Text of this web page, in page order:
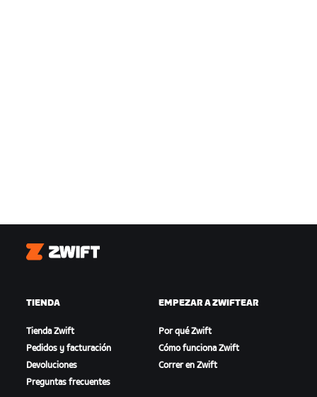
Zwift
TIENDA
Tienda Zwift
Pedidos y facturación
Devoluciones
Preguntas frecuentes
EMPEZAR A ZWIFTEAR
Por qué Zwift
Cómo funciona Zwift
Correr en Zwift